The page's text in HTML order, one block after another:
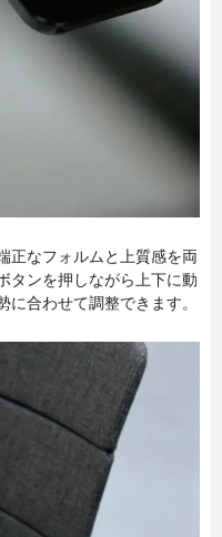
正なフォルムと上質感を両
タンを押しながら上下に動
合わせて調整できます。